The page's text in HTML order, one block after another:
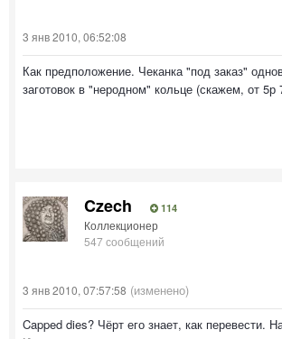
3 янв 2010, 06:52:08
Как предположение. Чеканка "под заказ"
заготовок в "неродном" кольце (скажем, от
Czech 114
Коллекционер
547 сообщений
3 янв 2010, 07:57:58 (изменено)
Capped dies? Чёрт его знает, как перевести.